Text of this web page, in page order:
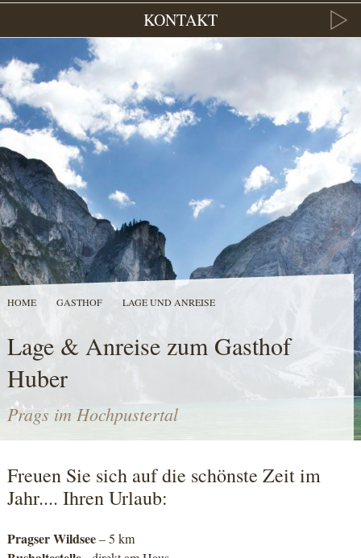
KONTAKT
HOME GASTHOF LAGE UND ANREISE
Lage & Anreise zum Gasthof
Huber
Prags im Hochpustertal
Freuen Sie sich auf die schönste Zeit im
Jahr.... Ihren Urlaub:
Pragser Wildsee– 5 km